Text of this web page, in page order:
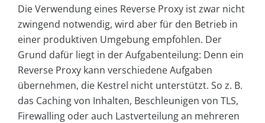
Die Verwendung eines Reverse Proxy ist zwar nicht
zwingend notwendig, wird aber für den Betrieb in
einer produktiven Umgebung empfohlen. Der
Grund dafür liegt in der Aufgabenteilung: Denn ein
Reverse Proxy kann verschiedene Aufgaben
übernehmen, die Kestrel nicht unterstützt. So z. B.
das Caching von Inhalten, Beschleunigen von TLS,
Firewalling oder auch Lastverteilung an mehreren